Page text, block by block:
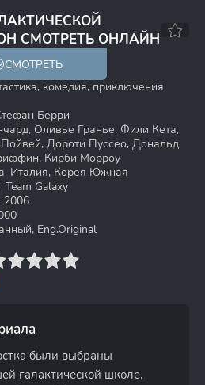
СМОТРЕТЬ ОНЛАЙН
6.1
СМОТРЕТЬ
комедия, приключения
Берри
Оливье Гранье, Фили Кета,
Дороти Пуссео, Дональд
Кирби Морроу
Италия, Корея Южная
Team Galaxy
2006
Eng.Original
были выбраны
галактической школе,